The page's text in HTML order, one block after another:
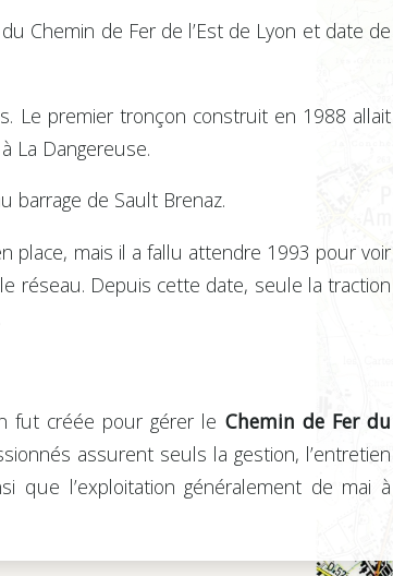
Chemin de Fer de l’Est de Lyon et date de
Le premier tronçon construit en 1988 allait
La Dangereuse.
barrage de Sault Brenaz.
place, mais il a fallu attendre 1993 pour voir
réseau. Depuis cette date, seule la traction
fut créée pour gérer le Chemin de Fer du
assurent seuls la gestion, l’entretien
que l’exploitation généralement de mai à